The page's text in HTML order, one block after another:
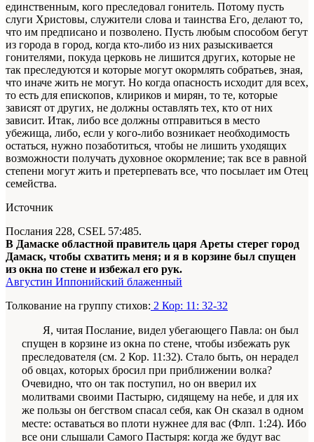
единственным, кого преследовал гонитель. Потому пусть
слуги Христовы, служители слова и таинства Его, делают то,
что им предписано и позволено. Пусть любым способом бегут
из города в город, когда кто-либо из них разыскивается
гонителями, покуда церковь не лишится других, которые не
так преследуются и которые могут окормлять собратьев, зная,
что иначе жить не могут. Но когда опасность исходит для всех,
то есть для епископов, клириков и мирян, то те, которые
зависят от других, не должны оставлять тех, кто от них
зависит. Итак, либо все должны отправиться в место
убежища, либо, если у кого-либо возникает необходимость
остаться, нужно позаботиться, чтобы не лишить уходящих
возможности получать духовное окормление; так все в равной
степени могут жить и претерпевать все, что посылает им Отец
семейства.
Источник
Послания 228, CSEL 57:485.
В Дамаске областной правитель царя Ареты стерег город
Дамаск, чтобы схватить меня; и я в корзине был спущен
из окна по стене и избежал его рук.
Августин Иппонийский блаженный
Толкование на группу стихов: 2 Кор: 11: 32-32
Я, читая Послание, ви­дел убегающего Павла: он был
спущен в корзине из окна по стене, чтобы избежать рук
преследова­теля (см. 2 Кор. 11:32). Стало быть, он нерадел
об овцах, которых бросил при приближении волка?
Очевидно, что он так поступил, но он вверил их
молитвами своими Пастырю, сидящему на небе, и для их
же пользы он бегством спасал себя, как Он сказал в одном
месте: оставаться во плоти нужнее для вас(Флп. 1:24). Ибо
все они слышали Самого Пастыря: когда же будут вас